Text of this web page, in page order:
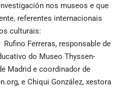
nos museos e que
referentes internacionais
culturais:
Rufino Ferreras, responsable de
do Museo Thyssen-
Madrid e coordinador de
e Chiqui González, xestora